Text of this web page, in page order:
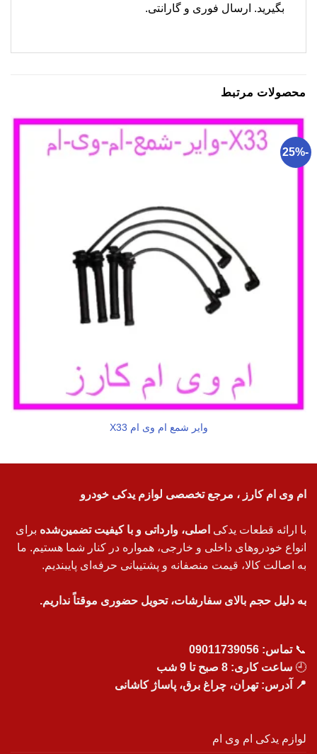
بگیرید. ارسال فوری و گارانتی.
محصولات مرتبط
-25%
وایر شمع ام وی ام X33
ام وی ام کارز ، مرجع تخصصی لوازم یدکی خودرو
با ارائه قطعات یدکی اصلی، وارداتی و با کیفیت تضمین‌شده برای
انواع خودروهای داخلی و خارجی، همواره در کنار شما هستیم. ما
به اصالت کالا، قیمت منصفانه و پشتیبانی حرفه‌ای پایبندیم.
به دلیل حجم بالای سفارشات، تحویل حضوری موقتاً نداریم.
📞تماس: 09011739056
🕘 ساعت کاری: 8 صبح تا 9 شب
📍 آدرس: تهران، چراغ برق، پاساژ کاشانی
لوازم یدکی ام وی ام